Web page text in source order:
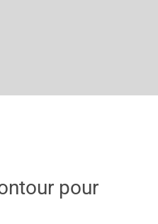
pour